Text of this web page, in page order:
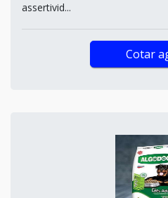
assertivid...
Cotar